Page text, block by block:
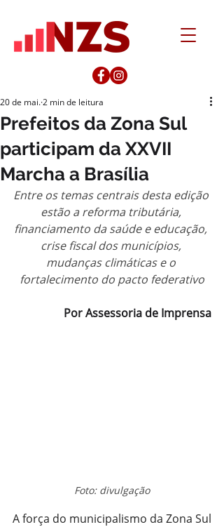
Prefeitos da Zona Sul
participam da XXVII
Marcha a Brasília
20 de mai.2 min de leitura
Entre os temas centrais desta edição
estão a reforma tributária,
financiamento da saúde e educação,
crise fiscal dos municípios,
mudanças climáticas e o
fortalecimento do pacto federativo
Por Assessoria de Imprensa
Foto: divulgação
A força do municipalismo da Zona Sul